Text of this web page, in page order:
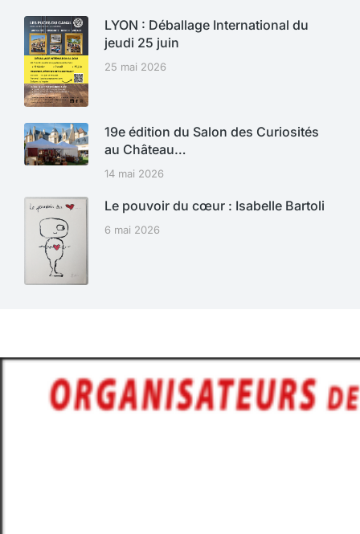
LYON : Déballage International du
jeudi 25 juin
25 mai 2026
19e édition du Salon des Curiosités
au Château…
14 mai 2026
Le pouvoir du cœur : Isabelle Bartoli
6 mai 2026